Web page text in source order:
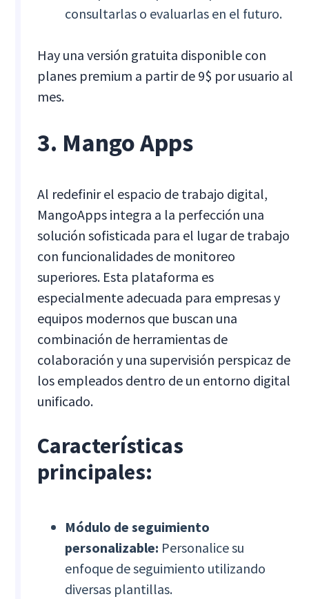
consultarlas o evaluarlas en el futuro.
Hay una versión gratuita disponible con
planes premium a partir de 9$ por usuario al
mes.
3. Mango Apps
Al redefinir el espacio de trabajo digital,
MangoApps integra a la perfección una
solución sofisticada para el lugar de trabajo
con funcionalidades de monitoreo
superiores. Esta plataforma es
especialmente adecuada para empresas y
equipos modernos que buscan una
combinación de herramientas de
colaboración y una supervisión perspicaz de
los empleados dentro de un entorno digital
unificado.
Características
principales:
Módulo de seguimiento
personalizable: Personalice su
enfoque de seguimiento utilizando
diversas plantillas.